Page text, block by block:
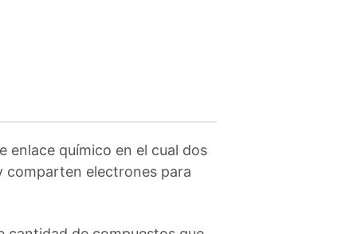
enlace químico en el cual dos
comparten electrones para